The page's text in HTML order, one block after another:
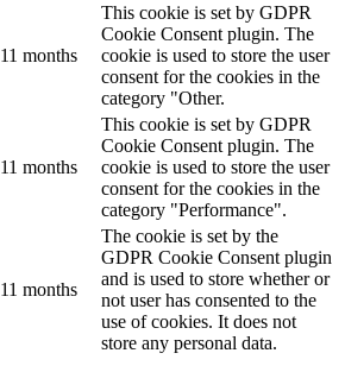
11 months
This cookie is set by GDPR
Cookie Consent plugin. The
cookie is used to store the user
consent for the cookies in the
category "Other.
11 months
This cookie is set by GDPR
Cookie Consent plugin. The
cookie is used to store the user
consent for the cookies in the
category "Performance".
11 months
The cookie is set by the
GDPR Cookie Consent plugin
and is used to store whether or
not user has consented to the
use of cookies. It does not
store any personal data.